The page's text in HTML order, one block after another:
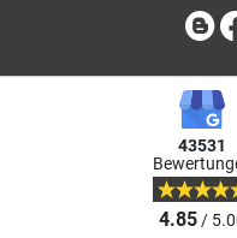
43531
4.85/